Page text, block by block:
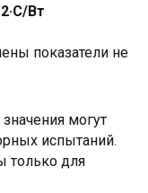
Вт
показатели не
могут
испытаний.
только для